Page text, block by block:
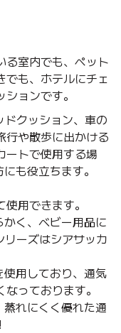
る室内でも、ペット
でも、ホテルにチェ
ョンです。
ドクッション、車の
行や散歩に出かける
ートで使用する場
も役立ちます。
用できます。
く、ベビー用品に
ーズはシアサッカ
用しており、通気
っております。
れにくく優れた通